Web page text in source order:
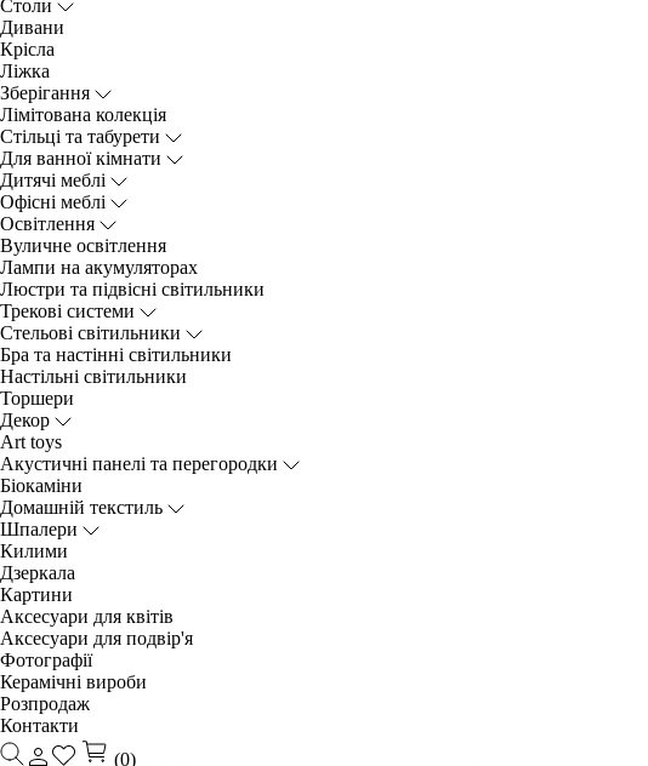
Столи
Дивани
Крісла
Ліжка
Зберігання
Лімітована колекція
Стільці та табурети
Для ванної кімнати
Дитячі меблі
Офісні меблі
Освітлення
Вуличне освітлення
Лампи на акумуляторах
Люстри та підвісні світильники
Трекові системи
Cтельові світильники
Бра та настінні світильники
Настільні світильники
Торшери
Декор
Art toys
Акустичні панелі та перегородки
Біокаміни
Домашній текстиль
Шпалери
Килими
Дзеркала
Картини
Аксесуари для квітів
Аксесуари для подвір'я
Фотографії
Керамічні вироби
Розпродаж
Контакти
(0)